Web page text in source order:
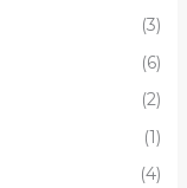
(3)
(6)
(2)
(1)
(4)